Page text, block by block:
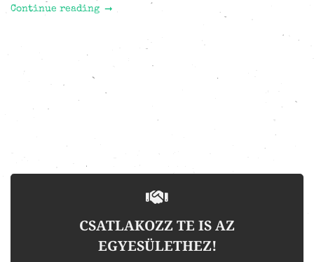
Continue reading
CSATLAKOZZ TE IS AZ
EGYESÜLETHEZ!